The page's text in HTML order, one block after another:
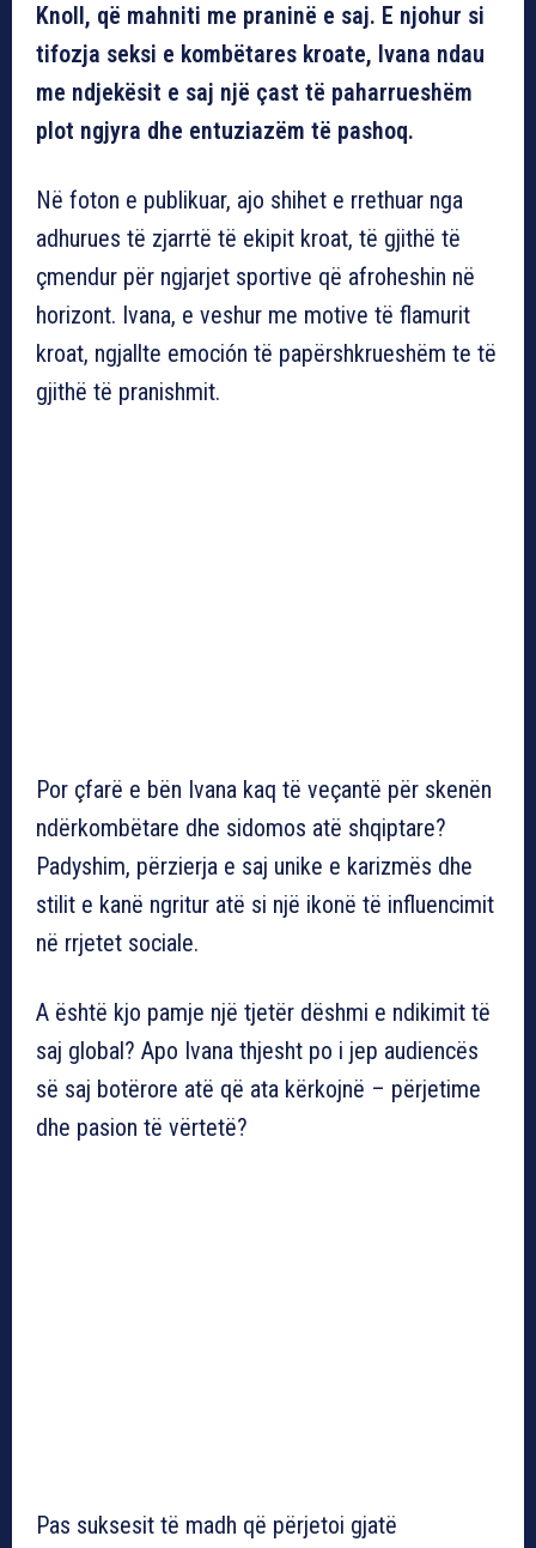
Knoll, që mahniti me praninë e saj. E njohur si
tifozja seksi e kombëtares kroate, Ivana ndau
me ndjekësit e saj një çast të paharrueshëm
plot ngjyra dhe entuziazëm të pashoq.
Në foton e publikuar, ajo shihet e rrethuar nga
adhurues të zjarrtë të ekipit kroat, të gjithë të
çmendur për ngjarjet sportive që afroheshin në
horizont. Ivana, e veshur me motive të flamurit
kroat, ngjallte emoción të papërshkrueshëm te të
gjithë të pranishmit.
Por çfarë e bën Ivana kaq të veçantë për skenën
ndërkombëtare dhe sidomos atë shqiptare?
Padyshim, përzierja e saj unike e karizmës dhe
stilit e kanë ngritur atë si një ikonë të influencimit
në rrjetet sociale.
A është kjo pamje një tjetër dëshmi e ndikimit të
saj global? Apo Ivana thjesht po i jep audiencës
së saj botërore atë që ata kërkojnë – përjetime
dhe pasion të vërtetë?
Pas suksesit të madh që përjetoi gjatë